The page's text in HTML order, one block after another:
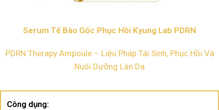
Serum Tế Bào Gốc Phục Hồi Kyung Lab PDRN
PDRN Therapy Ampoule – Liệu Pháp Tái Sinh, Phục Hồi Và
Nuôi Dưỡng Làn Da
Công dụng: